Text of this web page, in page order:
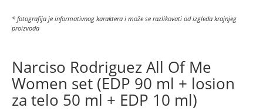
* fotografija je informativnog karaktera i može se razlikovati od izgleda krajnjeg
proizvoda
Narciso Rodriguez All Of Me
Women set (EDP 90 ml + losion
za telo 50 ml + EDP 10 ml)